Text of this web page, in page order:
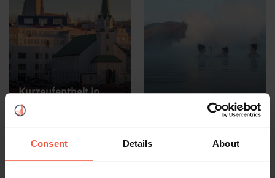
Consent Details About
Kurzaufenthalt in
Reykjavik
Sommerabenteuer
5+ TAGE SOMMER